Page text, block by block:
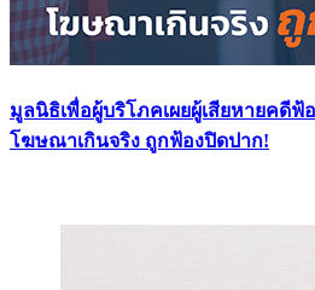
มูลนิธิเพื่อผู้บริโภคเผยผู้เสียหายคดีฟ้
โฆษณาเกินจริง ถูกฟ้องปิดปาก!